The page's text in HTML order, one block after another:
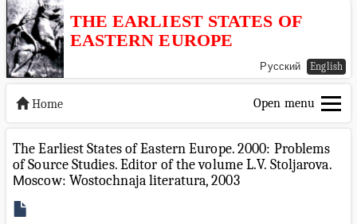
THE EARLIEST STATES OF
EASTERN EUROPE
Русский English
Home Open menu
The Earliest States of Eastern Europe. 2000: Problems
of Source Studies. Editor of the volume L.V. Stoljarova.
Мoscow: Wostochnaja literatura, 2003